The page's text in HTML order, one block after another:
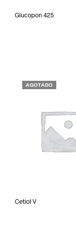
Glucopon 425
AGOTADO
Cetiol V